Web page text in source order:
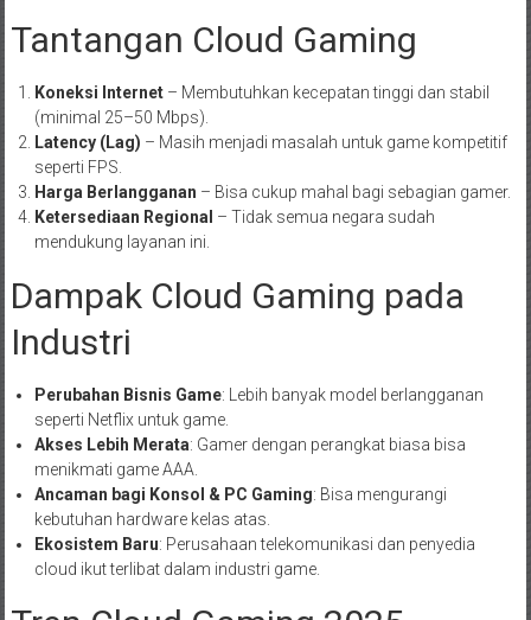
Tantangan Cloud Gaming
Koneksi Internet– Membutuhkan kecepatan tinggi dan stabil
(minimal 25–50 Mbps).
Latency (Lag) – Masih menjadi masalah untuk game kompetitif
seperti FPS.
Harga Berlangganan – Bisa cukup mahal bagi sebagian gamer.
Ketersediaan Regional – Tidak semua negara sudah
mendukung layanan ini.
Dampak Cloud Gaming pada
Industri
Perubahan Bisnis Game: Lebih banyak model berlangganan
seperti Netflix untuk game.
Akses Lebih Merata: Gamer dengan perangkat biasa bisa
menikmati game AAA.
Ancaman bagi Konsol & PC Gaming: Bisa mengurangi
kebutuhan hardware kelas atas.
Ekosistem Baru: Perusahaan telekomunikasi dan penyedia
cloud ikut terlibat dalam industri game.